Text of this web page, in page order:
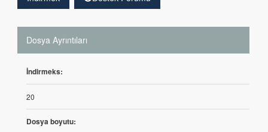
Dosya Ayrıntıları
İndirmeks:
20
Dosya boyutu: